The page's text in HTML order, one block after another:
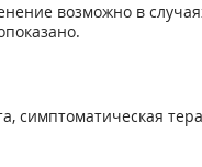
возможно в
симптоматическая